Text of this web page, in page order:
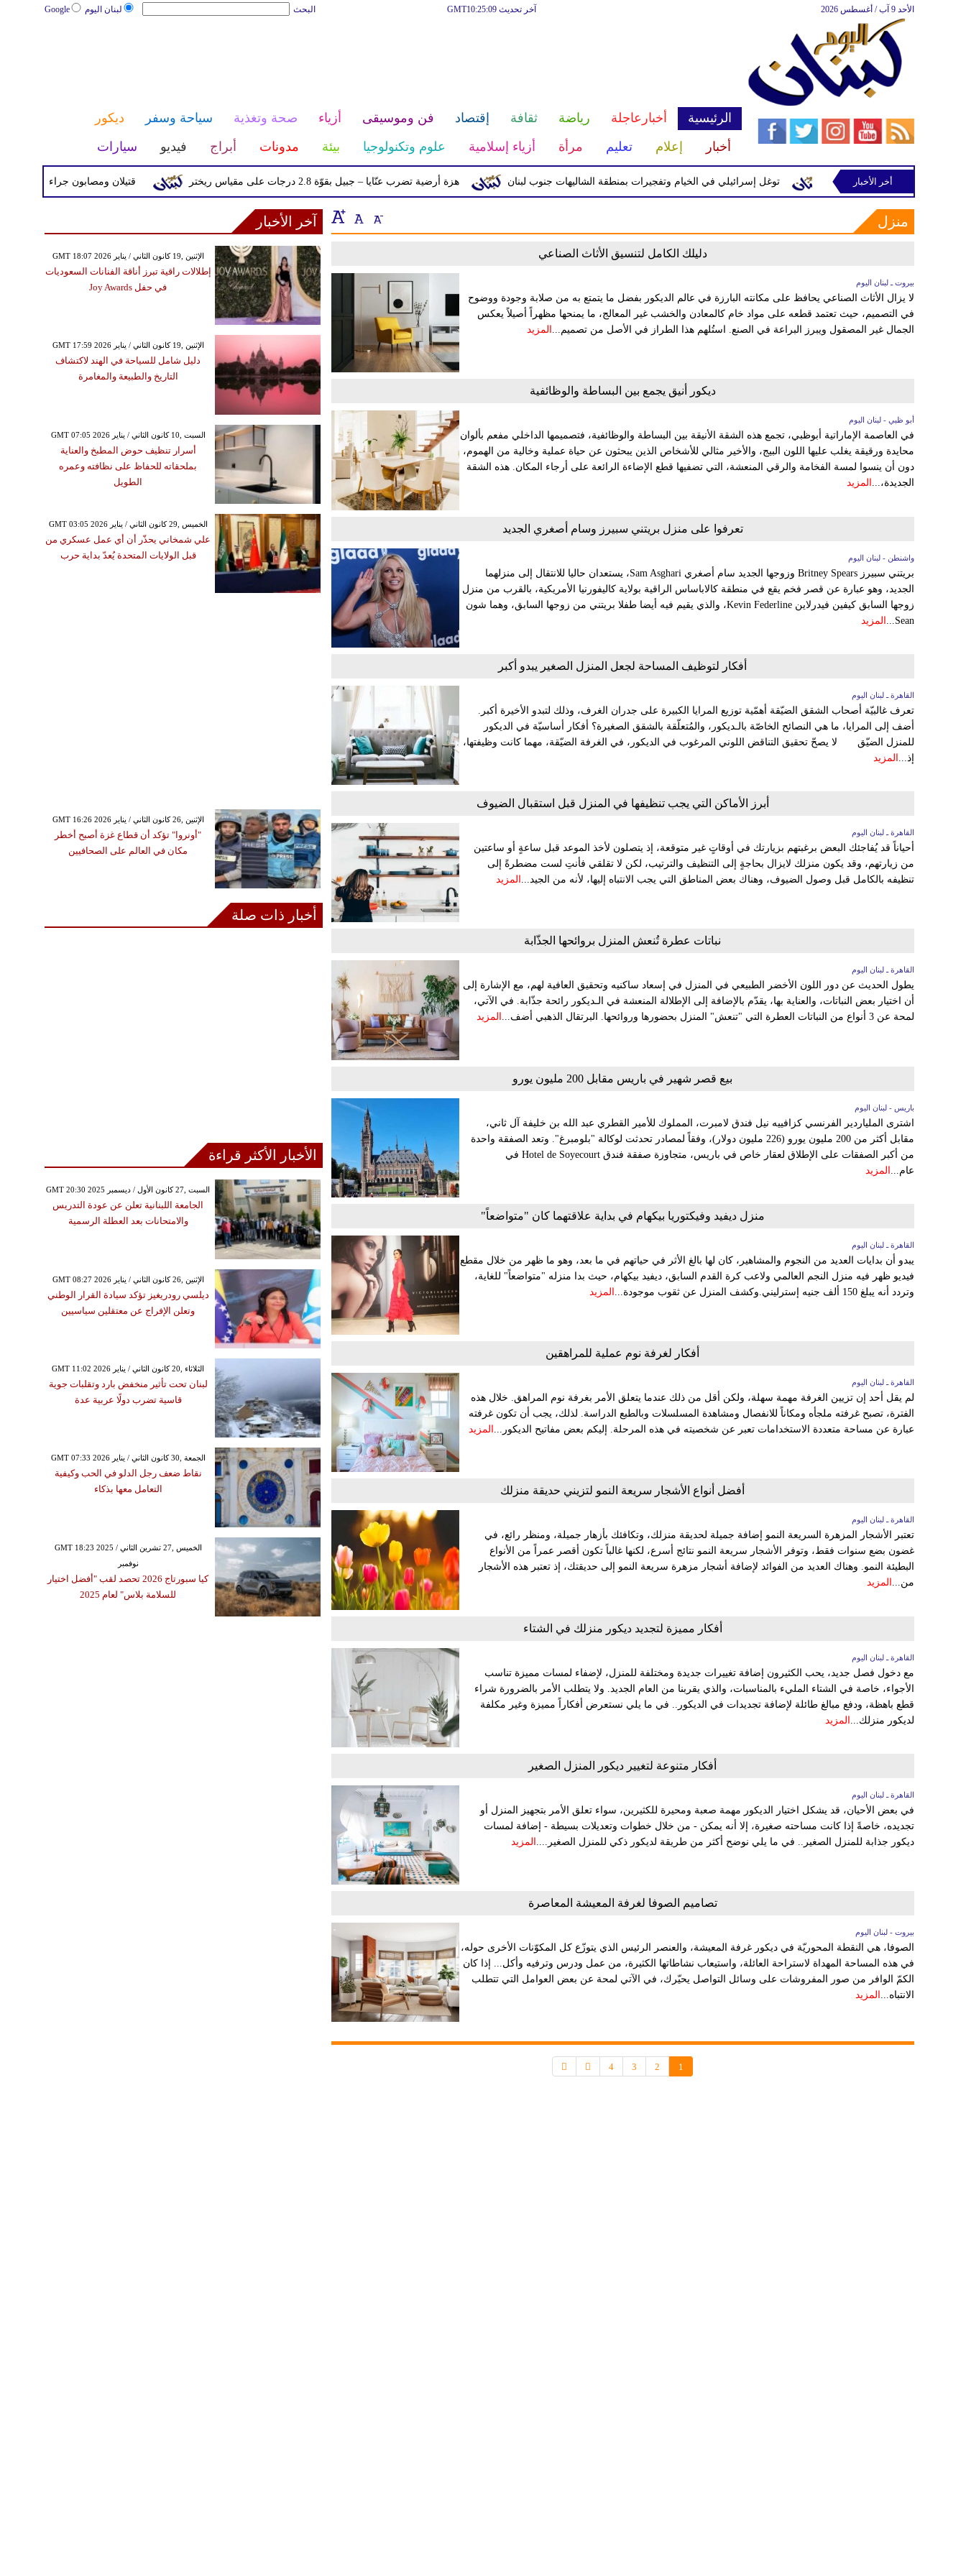
لبنان اليوم Google البحث آخر تحديث GMT10:25:09 الأحد 9 آب / أغسطس 2026
الرئيسية أخبارعاجلة رياضة ثقافة إقتصاد فن وموسيقى أزياء صحة وتغذية سياحة وسفر
ديكور
أخبار
إعلام تعليم مرأة أزياء إسلامية علوم وتكنولوجيا بيئة مدونات أبراج فيديو سيارات
قتيلان ومصابون جراء 14 غارة إسرائيلية على شرق وجنوب لبنان هزة أرضية تضرب عنّايا – جبيل بقوّة 2.8 درجات على مقياس ريختر توغل إسرائيلي في الخيام وتفجيرات بمنطقة الشاليهات جنوب لبنان إسرائيلية في رب ثلاثين
أخر الأخبار
منزل
دليلك الكامل لتنسيق الأثاث الصناعي
بيروت ـ لبنان اليوم
لا يزال الأثاث الصناعي يحافظ على مكانته البارزة في عالم الديكور بفضل ما يتمتع به من صلابة وجودة ووضوح
في التصميم، حيث تعتمد قطعه على مواد خام كالمعادن والخشب غير المعالج، ما يمنحها مظهراً أصيلاً يعكس
الجمال غير المصقول ويبرز البراعة في الصنع. استُلهم هذا الطراز في الأصل من تصميم... المزيد
ديكور أنيق يجمع بين البساطة والوظائفية
أبو ظبي - لبنان اليوم
في العاصمة الإماراتية أبوظبي، تجمع هذه الشقة الأنيقة بين البساطة والوظائفية، فتصميمها الداخلي مفعم بألوان
محايدة ورقيقة يغلب عليها اللون البيج، والأخير مثالي للأشخاص الذين يبحثون عن حياة عملية وخالية من الهموم،
دون أن ينسوا لمسة الفخامة والرقي المنعشة، التي تضفيها قطع الإضاءة الرائعة على أرجاء المكان. هذه الشقة
الجديدة،... المزيد
تعرفوا على منزل بريتني سبيرز وسام أصغري الجديد
واشنطن - لبنان اليوم
بريتني سبيرز Britney Spears وزوجها الجديد سام أصغري Sam Asghari، يستعدان حاليا للانتقال إلى منزلهما
الجديد، وهو عبارة عن قصر فخم يقع في منطقة كالاباساس الراقية بولاية كاليفورنيا الأمريكية، بالقرب من منزل
زوجها السابق كيفين فيدرلاين Kevin Federline، والذي يقيم فيه أيضا طفلا بريتني من زوجها السابق، وهما شون
Sean...
المزيد
أفكار لتوظيف المساحة لجعل المنزل الصغير يبدو أكبر
القاهرة ـ لبنان اليوم
تعرف غالبيّة أصحاب الشقق الضيّقة أهمّية توزيع المرايا الكبيرة على جدران الغرف، وذلك لتبدو الأخيرة أكبر.
أضف إلى المرايا، ما هي النصائح الخاصّة بالـديكور، والمُتعلّقة بالشقق الصغيرة؟ أفكار أساسيّة في الديكور
للمنزل الضيّق لا يصحّ تحقيق التناقض اللوني المرغوب في الديكور، في الغرفة الضيّقة، مهما كانت وظيفتها،
إذ...
المزيد
أبرز الأماكن التي يجب تنظيفها في المنزل قبل استقبال الضيوف
القاهرة ـ لبنان اليوم
أحياناً قد يُفاجئك البعض برغبتهم بزيارتك في أوقاتٍ غير متوقعة، إذ يتصلون لأخذ الموعد قبل ساعةٍ أو ساعتين
من زيارتهم، وقد يكون منزلك لايزال بحاجةٍ إلى التنظيف والترتيب، لكن لا تقلقي فأنتِ لست مضطرةً إلى
تنظيفه بالكامل قبل وصول الضيوف، وهناك بعض المناطق التي يجب الانتباه إليها، لأنه من الجيد... المزيد
نباتات عطرة تُنعش المنزل بروائحها الجذّابة
القاهرة ـ لبنان اليوم
يطول الحديث عن دور اللون الأخضر الطبيعي في المنزل في إسعاد ساكنيه وتحقيق العافية لهم، مع الإشارة إلى
أن اختيار بعض النباتات، والعناية بها، يقدّم بالإضافة إلى الإطلالة المنعشة في الـديكور رائحة جذّابة. في الآتي،
لمحة عن 3 أنواع من النباتات العطرة التي "تنعش" المنزل بحضورها وروائحها. البرتقال الذهبي أضف...
المزيد
بيع قصر شهير في باريس مقابل 200 مليون يورو
باريس - لبنان اليوم
اشترى الملياردير الفرنسي كزافييه نيل فندق لامبرت، المملوك للأمير القطري عبد الله بن خليفة آل ثاني،
مقابل أكثر من 200 مليون يورو (226 مليون دولار)، وفقاً لمصادر تحدثت لوكالة "بلومبرغ". وتعد الصفقة واحدة
من أكبر الصفقات على الإطلاق لعقار خاص في باريس، متجاوزة صفقة فندق Hotel de Soyecourt في
عام... المزيد
منزل ديفيد وفيكتوريا بيكهام في بداية علاقتهما كان "متواضعاً"
القاهرة ـ لبنان اليوم
يبدو أن بدايات العديد من النجوم والمشاهير، كان لها بالغ الأثر في حياتهم في ما بعد، وهو ما ظهر من خلال مقطع
فيديو ظهر فيه منزل النجم العالمي ولاعب كرة القدم السابق، ديفيد بيكهام، حيث بدا منزله "متواضعاً" للغاية،
وتردد أنه يبلغ 150 ألف جنيه إسترليني.وكشف المنزل عن ثقوب موجودة...
المزيد
أفكار لغرفة نوم عملية للمراهقين
القاهرة ـ لبنان اليوم
لم يقل أحد إن تزيين الغرفة مهمة سهلة، ولكن أقل من ذلك عندما يتعلق الأمر بغرفة نوم المراهق. خلال هذه
الفترة، تصبح غرفته ملجأه ومكاناً للانفصال ومشاهدة المسلسلات وبالطبع الدراسة. لذلك، يجب أن تكون غرفته
عبارة عن مساحة متعددة الاستخدامات تعبر عن شخصيته في هذه المرحلة. إليكم بعض مفاتيح الديكور... المزيد
أفضل أنواع الأشجار سريعة النمو لتزيني حديقة منزلك
القاهرة ـ لبنان اليوم
تعتبر الأشجار المزهرة السريعة النمو إضافة جميلة لحديقة منزلك، وتكافئك بأزهار جميلة، ومنظر رائع، في
غضون بضع سنوات فقط، وتوفر الأشجار سريعة النمو نتائج أسرع، لكنها غالباً تكون أقصر عمراً من الأنواع
البطيئة النمو. وهناك العديد من الفوائد لإضافة أشجار مزهرة سريعة النمو إلى حديقتك، إذ تعتبر هذه الأشجار
من... المزيد
أفكار مميزة لتجديد ديكور منزلك في الشتاء
القاهرة ـ لبنان اليوم
مع دخول فصل جديد، يحب الكثيرون إضافة تغييرات جديدة ومختلفة للمنزل، لإضفاء لمسات مميزة تناسب
الأجواء، خاصة في الشتاء المليء بالمناسبات، والذي يقربنا من العام الجديد. ولا يتطلب الأمر بالضرورة شراء
قطع باهظة، ودفع مبالغ طائلة لإضافة تجديدات في الديكور.. في ما يلي نستعرض أفكاراً مميزة وغير مكلفة
لديكور منزلك... المزيد
أفكار متنوعة لتغيير ديكور المنزل الصغير
القاهرة ـ لبنان اليوم
في بعض الأحيان، قد يشكل اختيار الديكور مهمة صعبة ومحيرة للكثيرين، سواء تعلق الأمر بتجهيز المنزل أو
تجديده، خاصةً إذا كانت مساحته صغيرة، إلا أنه يمكن - من خلال خطوات وتعديلات بسيطة - إضافة لمسات
ديكور جذابة للمنزل الصغير.. في ما يلي نوضح أكثر من طريقة لديكور ذكي للمنزل الصغير....
المزيد
تصاميم الصوفا لغرفة المعيشة المعاصرة
بيروت - لبنان اليوم
الصوفا، هي النقطة المحوريّة في ديكور غرفة المعيشة، والعنصر الرئيس الذي يتوزّع كل المكوّنات الأخرى حوله،
في هذه المساحة المهداة لاستراحة العائلة، واستيعاب نشاطاتها الكثيرة، من عمل ودرس وترفيه وأكل... إذا كان
الكمّ الوافر من صور المفروشات على وسائل التواصل يحيّرك، في الآتي لمحة عن بعض العوامل التي تتطلب
الانتباه... المزيد
1
2
3
4
آخر الأخبار
GMT 18:07 2026 الإثنين ,19 كانون الثاني / يناير
إطلالات راقية تبرز أناقة الفنانات السعوديات
في حفل Joy Awards
GMT 17:59 2026 الإثنين ,19 كانون الثاني / يناير
دليل شامل للسياحة في الهند لاكتشاف
التاريخ والطبيعة والمغامرة
GMT 07:05 2026 السبت ,10 كانون الثاني / يناير
أسرار تنظيف حوض المطبخ والعناية
بملحقاته للحفاظ على نظافته وعمره
الطويل
GMT 03:05 2026 الخميس ,29 كانون الثاني / يناير
علي شمخاني يحذّر أن أي عمل عسكري من
قبل الولايات المتحدة يُعدّ بداية حرب
GMT 16:26 2026 الإثنين ,26 كانون الثاني / يناير
"أونروا" تؤكد أن قطاع غزة أصبح أخطر
مكان في العالم على الصحافيين
أخبار ذات صلة
الأخبار الأكثر قراءة
GMT 20:30 2025 السبت ,27 كانون الأول / ديسمبر
الجامعة اللبنانية تعلن عن عودة التدريس
والامتحانات بعد العطلة الرسمية
GMT 08:27 2026 الإثنين ,26 كانون الثاني / يناير
ديلسي رودريغيز تؤكد سيادة القرار الوطني
وتعلن الإفراج عن معتقلين سياسيين
GMT 11:02 2026 الثلاثاء ,20 كانون الثاني / يناير
لبنان تحت تأثير منخفض بارد وتقلبات جوية
قاسية تضرب دولًا عربية عدة
GMT 07:33 2026 الجمعة ,30 كانون الثاني / يناير
نقاط ضعف رجل الدلو في الحب وكيفية
التعامل معها بذكاء
GMT 18:23 2025 الخميس ,27 تشرين الثاني /
نوفمبر
كيا سبورتاج 2026 تحصد لقب "أفضل اختيار
للسلامة بلاس" لعام 2025